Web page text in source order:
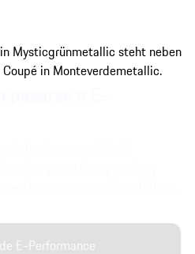
E-Performance